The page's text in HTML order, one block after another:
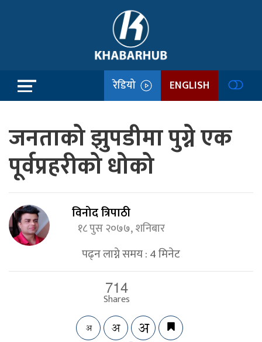
रेडियो ENGLISH
जनताको झुपडीमा पुग्ने एक
पूर्वप्रहरीको धोको
विनोद त्रिपाठी
१८ पुस २०७७, शनिबार
पढ्न लाग्ने समय :4मिनेट
714
Shares